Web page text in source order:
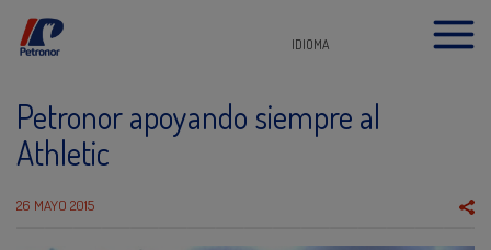
IDIOMA
Petronor apoyando siempre al
Athletic
26 MAYO 2015